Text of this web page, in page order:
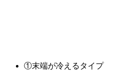
①末端が冷えるタイプ